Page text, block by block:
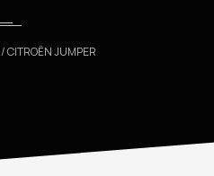
/ CITROËN JUMPER